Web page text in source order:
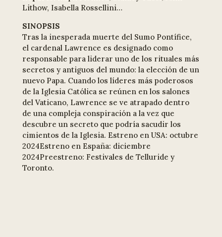
Lithow, Isabella Rossellini…
SINOPSIS
Tras la inesperada muerte del Sumo Pontífice,
el cardenal Lawrence es designado como
responsable para liderar uno de los rituales más
secretos y antiguos del mundo: la elección de un
nuevo Papa. Cuando los líderes más poderosos
de la Iglesia Católica se reúnen en los salones
del Vaticano, Lawrence se ve atrapado dentro
de una compleja conspiración a la vez que
descubre un secreto que podría sacudir los
cimientos de la Iglesia. Estreno en USA: octubre
2024Estreno en España: diciembre
2024Preestreno: Festivales de Telluride y
Toronto.